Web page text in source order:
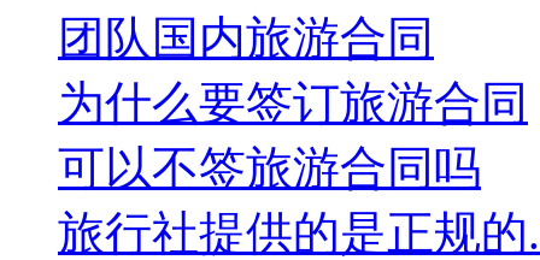
团队国内旅游合同
为什么要签订旅游合同
可以不签旅游合同吗
旅行社提供的是正规的